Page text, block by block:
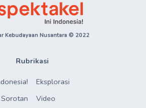
Kebudayaan Nusantara © 2022
Rubrikasi
Sorotan
Eksplorasi
Video